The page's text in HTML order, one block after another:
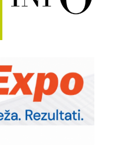
mestu!
- više od 40 godina
za efikasnije
transformatora u
i vetroparkovima
gradilištu- standard